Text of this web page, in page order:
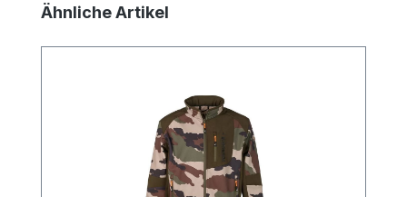
Produktgalerie überspringen
Ähnliche Artikel